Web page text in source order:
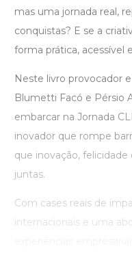
mas uma jornada real,
conquistas? E se a
forma prática, acessível
Neste livro provocador
Blumetti Facó e Pérsio
embarcar na Jornada
inovador que rompe
que inovação,
juntas.
Com cases reais de
internacionais e uma